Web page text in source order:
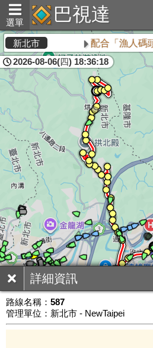
選單 巴視達
詳細資訊
路線名稱： 587
管理單位：新北市 - NewTaipei
新北市 配合「漁人碼
2026-08-06(四) 18:36:18